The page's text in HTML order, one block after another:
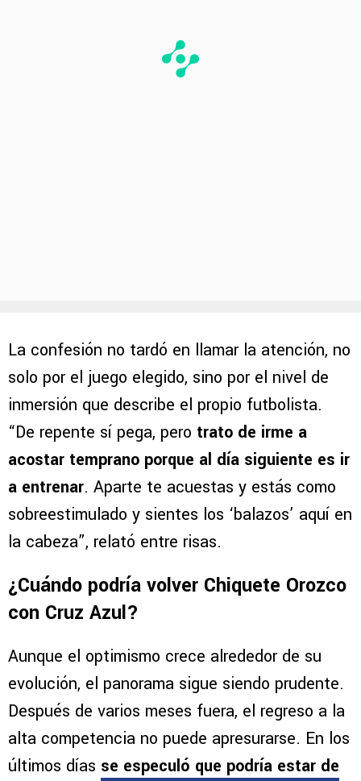
La confesión no tardó en llamar la atención, no
solo por el juego elegido, sino por el nivel de
inmersión que describe el propio futbolista.
“De repente sí pega, pero trato de irme a
acostar temprano porque al día siguiente es ir
a entrenar. Aparte te acuestas y estás como
sobreestimulado y sientes los ‘balazos’ aquí en
la cabeza”, relató entre risas.
¿Cuándo podría volver Chiquete Orozco
con Cruz Azul?
Aunque el optimismo crece alrededor de su
evolución, el panorama sigue siendo prudente.
Después de varios meses fuera, el regreso a la
alta competencia no puede apresurarse. En los
últimos días se especuló que podría estar de